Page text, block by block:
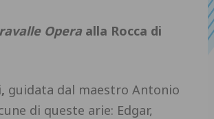
Opera alla Rocca di
guidata dal maestro Antonio
di queste arie: Edgar,